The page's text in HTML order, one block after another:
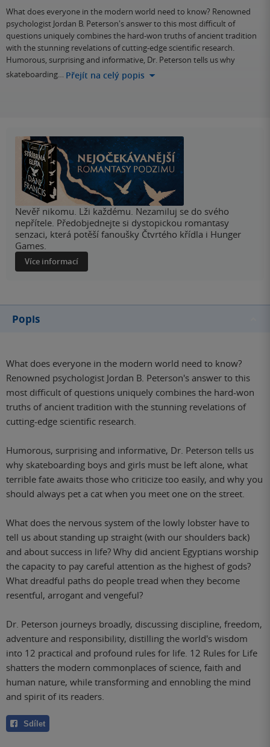
What does everyone in the modern world need to know? Renowned
psychologist Jordan B. Peterson's answer to this most difficult of
questions uniquely combines the hard-won truths of ancient tradition
with the stunning revelations of cutting-edge scientific research.
Humorous, surprising and informative, Dr. Peterson tells us why
skateboarding… Přejít na celý popis
Nevěř nikomu. Lži každému. Nezamiluj se do svého
nepřítele. Předobjednejte si dystopickou romantasy
senzaci, která potěší fanoušky Čtvrtého křídla i Hunger
Games.
Více informací
Popis
What does everyone in the modern world need to know?
Renowned psychologist Jordan B. Peterson's answer to this
most difficult of questions uniquely combines the hard-won
truths of ancient tradition with the stunning revelations of
cutting-edge scientific research.
Humorous, surprising and informative, Dr. Peterson tells us
why skateboarding boys and girls must be left alone, what
terrible fate awaits those who criticize too easily, and why you
should always pet a cat when you meet one on the street.
What does the nervous system of the lowly lobster have to
tell us about standing up straight (with our shoulders back)
and about success in life? Why did ancient Egyptians worship
the capacity to pay careful attention as the highest of gods?
What dreadful paths do people tread when they become
resentful, arrogant and vengeful?
Dr. Peterson journeys broadly, discussing discipline, freedom,
adventure and responsibility, distilling the world's wisdom
into 12 practical and profound rules for life. 12 Rules for Life
shatters the modern commonplaces of science, faith and
human nature, while transforming and ennobling the mind
and spirit of its readers.
Sdílet